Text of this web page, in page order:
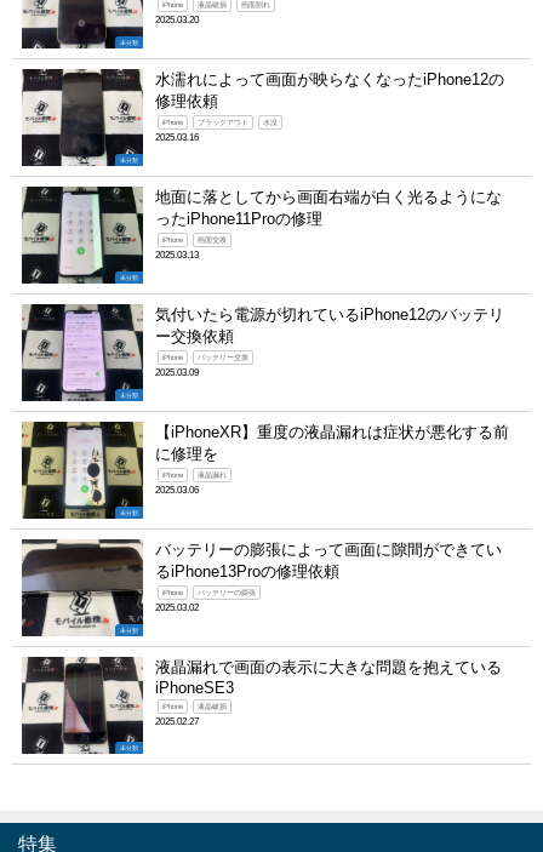
未分類
iPhone 液晶破損 画面割れ
2025.03.20
未分類
水濡れによって画面が映らなくなったiPhone12の
修理依頼
iPhone ブラックアウト 水没
2025.03.16
未分類
地面に落としてから画面右端が白く光るようにな
ったiPhone11Proの修理
iPhone 画面交換
2025.03.13
未分類
気付いたら電源が切れているiPhone12のバッテリ
ー交換依頼
iPhone バッテリー交換
2025.03.09
未分類
【iPhoneXR】重度の液晶漏れは症状が悪化する前
に修理を
iPhone 液晶漏れ
2025.03.06
未分類
バッテリーの膨張によって画面に隙間ができてい
るiPhone13Proの修理依頼
iPhone バッテリーの膨張
2025.03.02
未分類
液晶漏れで画面の表示に大きな問題を抱えている
iPhoneSE3
iPhone 液晶破損
2025.02.27
特集